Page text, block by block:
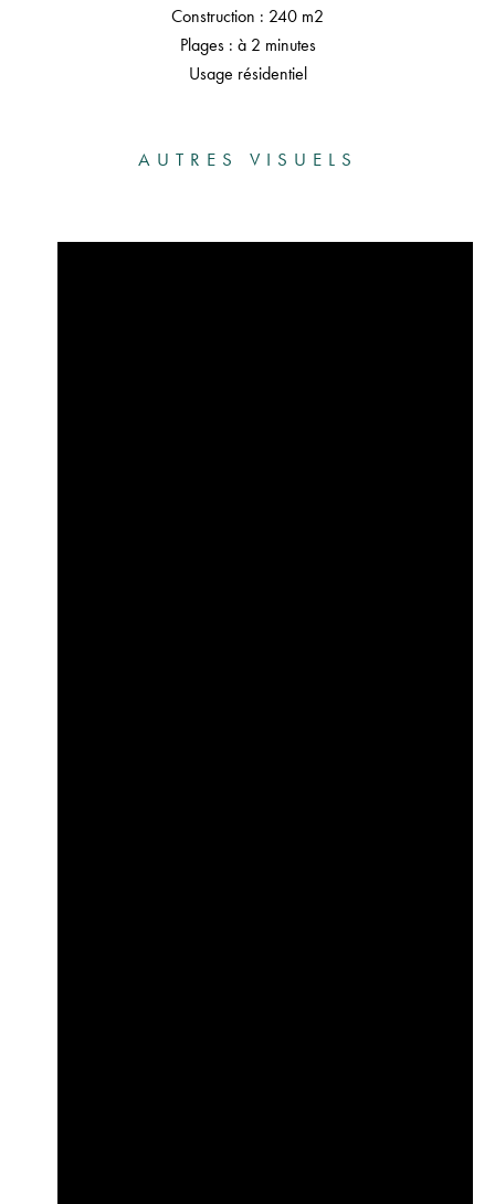
Construction : 240 m2
Plages : à 2 minutes
Usage résidentiel
AUTRES VISUELS